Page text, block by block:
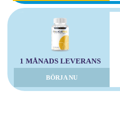
1 MÅNADS LEVERANS
BÖRJA NU